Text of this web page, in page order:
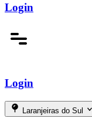
Login
Login
Laranjeiras do Sul